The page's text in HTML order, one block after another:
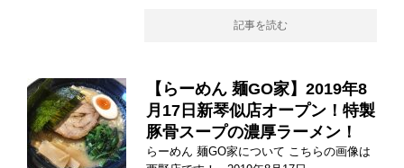
記事を読む
【らーめん 麺GO家】2019年8
月17日新琴似店オープン！特製
豚骨スープの濃厚ラーメン！
らーめん 麺GO家について こちらの画像は